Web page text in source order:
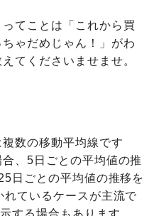
てことは「これから買
ゃだめじゃん！」がわ
てくださいませませ。
数の移動平均線です
、5日ごとの平均値の推
日ごとの平均値の推移を
ているケースが主流で
する場合もあります。